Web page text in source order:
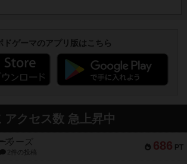
ドゲーマのアプリ版はこちら
アクセス数 急上昇中
686 PT
ラーズ
2件の投稿